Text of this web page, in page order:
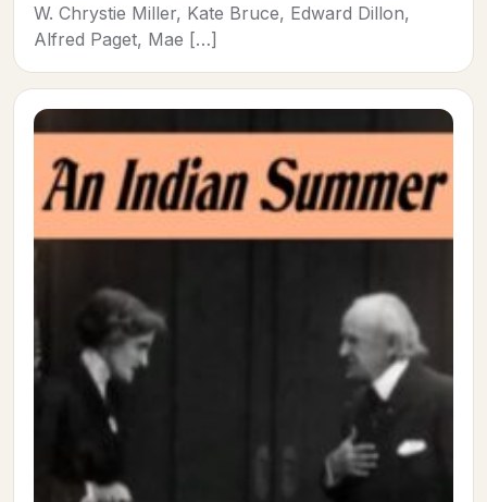
W. Chrystie Miller, Kate Bruce, Edward Dillon,
Alfred Paget, Mae […]